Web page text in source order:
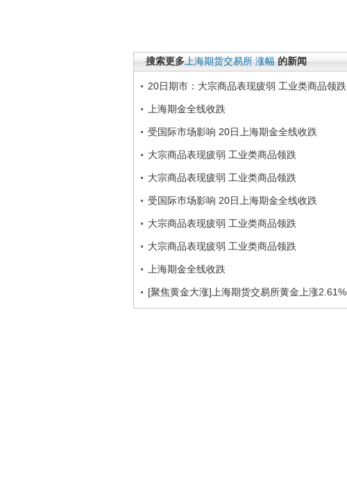
搜索更多上海期货交易所 涨幅 的新闻
20日期市：大宗商品表现疲弱 工业类商品领跌
上海期金全线收跌
受国际市场影响 20日上海期金全线收跌
大宗商品表现疲弱 工业类商品领跌
大宗商品表现疲弱 工业类商品领跌
受国际市场影响 20日上海期金全线收跌
大宗商品表现疲弱 工业类商品领跌
大宗商品表现疲弱 工业类商品领跌
上海期金全线收跌
[聚焦黄金大涨]上海期货交易所黄金上涨2.61%